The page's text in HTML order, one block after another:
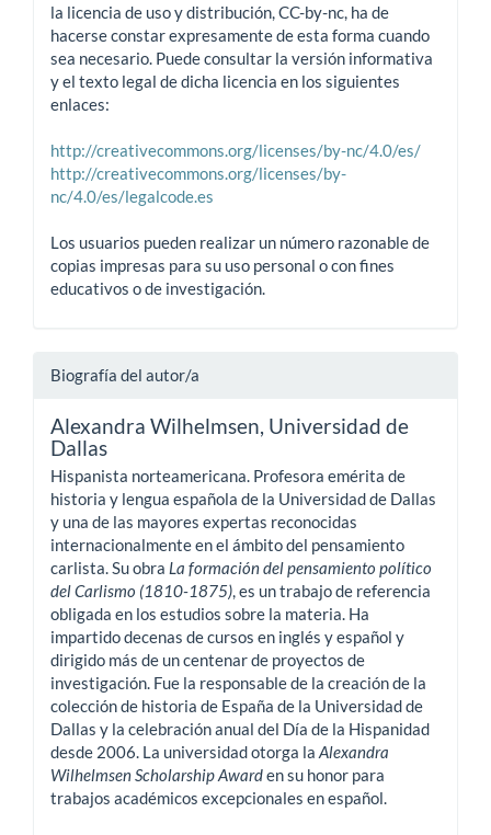
la licencia de uso y distribución, CC-by-nc, ha de
hacerse constar expresamente de esta forma cuando
sea necesario. Puede consultar la versión informativa
y el texto legal de dicha licencia en los siguientes
enlaces:
http://creativecommons.org/licenses/by-nc/4.0/es/
http://creativecommons.org/licenses/by-
nc/4.0/es/legalcode.es
Los usuarios pueden realizar un número razonable de
copias impresas para su uso personal o con fines
educativos o de investigación.
Biografía del autor/a
Alexandra Wilhelmsen, Universidad de
Dallas
Hispanista norteamericana. Profesora emérita de
historia y lengua española de la Universidad de Dallas
y una de las mayores expertas reconocidas
internacionalmente en el ámbito del pensamiento
carlista. Su obra La formación del pensamiento político
del Carlismo (1810-1875), es un trabajo de referencia
obligada en los estudios sobre la materia. Ha
impartido decenas de cursos en inglés y español y
dirigido más de un centenar de proyectos de
investigación. Fue la responsable de la creación de la
colección de historia de España de la Universidad de
Dallas y la celebración anual del Día de la Hispanidad
desde 2006. La universidad otorga la Alexandra
Wilhelmsen Scholarship Awarden su honor para
trabajos académicos excepcionales en español.